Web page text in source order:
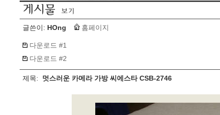
글쓴이: HOng 홈페이지
다운로드 #1
다운로드 #2
제목: 멋스러운 카메라 가방 씨에스타 CSB-2746